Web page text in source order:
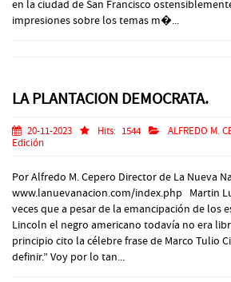
en la ciudad de San Francisco
impresiones sobre los temas m�...
LA PLANTACION DEMOCRATA.
20-11-2023 Hits: 1544 ALFREDO M.
Edición
Por Alfredo M. Cepero Director de La Nueva
www.lanuevanacion.com/index.php Martin
veces que a pesar de la emancipación de los
Lincoln el negro americano todavía no era
principio cito la célebre frase de Marco Tulio
definir.” Voy por lo tan...